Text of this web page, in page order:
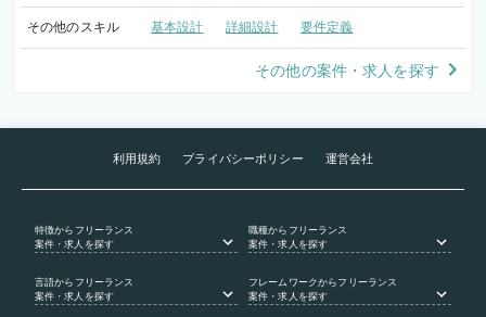
その他のスキル 基本設計 詳細設計 要件定義
その他の案件・求人を探す
利用規約 プライバシーポリシー 運営会社
特徴からフリーランス
案件・求人を探す
職種からフリーランス
案件・求人を探す
言語からフリーランス
案件・求人を探す
フレームワークからフリーランス
案件・求人を探す